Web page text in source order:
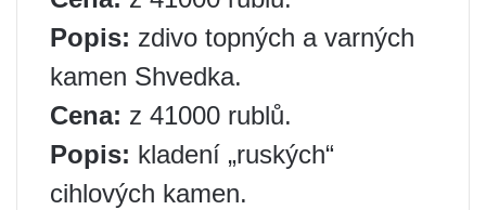
Popis: zdivo topných a varných
kamen Shvedka.
Cena: z 41000 rublů.
Popis: kladení „ruských“
cihlových kamen.